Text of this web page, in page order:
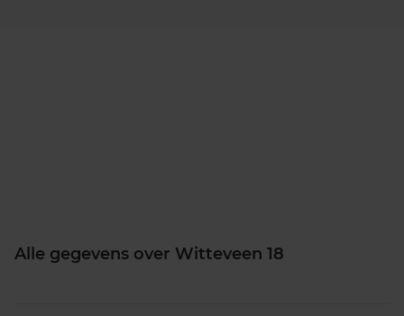
Alle gegevens over Witteveen 18